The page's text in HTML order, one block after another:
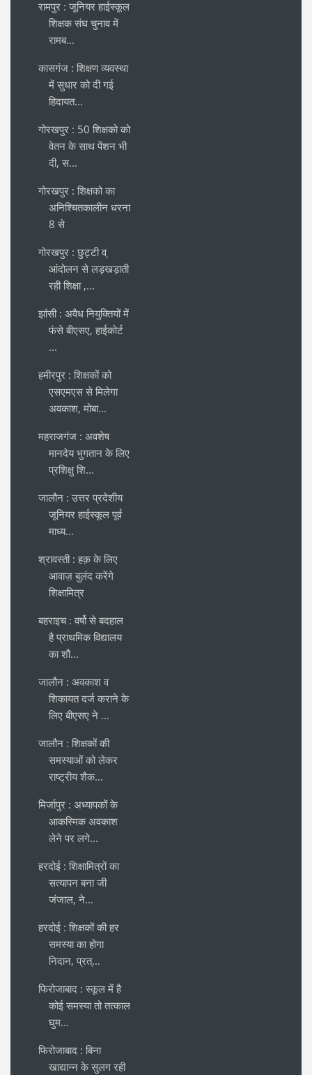
रामपुर : जूनियर हाईस्कूल
शिक्षक संघ चुनाव में
रामब...
कासगंज : शिक्षण व्यवस्था
में सुधार को दी गई
हिदायत...
गोरखपुर : 50 शिक्षको को
वेतन के साथ पेंशन भी
दी, स...
गोरखपुर : शिक्षको का
अनिश्चितकालीन धरना
8 से
गोरखपुर : छुट्टी व्
आंदोलन से लड़खड़ाती
रही शिक्षा ,...
झांसी : अवैध नियुक्तियों में
फंसे बीएसए, हाईकोर्ट
...
हमीरपुर : शिक्षकों को
एसएमएस से मिलेगा
अवकाश, मोबा...
महराजगंज : अवशेष
मानदेय भुगतान के लिए
प्रशिक्षु शि...
जालौन : उत्तर प्रदेशीय
जूनियर हाईस्कूल पूर्व
माध्य...
श्रावस्ती : हक़ के लिए
आवाज़ बुलंद करेंगे
शिक्षामित्र
बहराइच : वर्षो से बदहाल
है प्राथमिक विद्यालय
का शौ...
जालौन : अवकाश व
शिकायत दर्ज कराने के
लिए बीएसए ने ...
जालौन : शिक्षकों की
समस्याओं को लेकर
राष्ट्रीय शैक...
मिर्जापुर : अध्यापकों के
आकस्मिक अवकाश
लेने पर लगे...
हरदोई : शिक्षामित्रों का
सत्यापन बना जी
जंजाल, ने...
हरदोई : शिक्षकों की हर
समस्या का होगा
निदान, प्रत्...
फिरोजाबाद : स्कूल में है
कोई समस्या तो तत्काल
घुम...
फिरोजाबाद : बिना
खाद्यान्न के सुलग रही